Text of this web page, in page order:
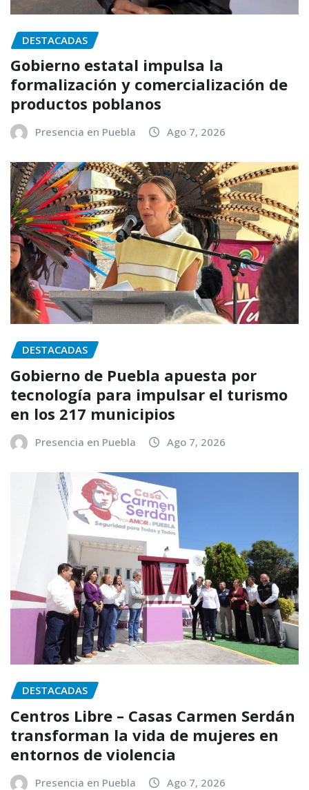
DESTACADAS
Gobierno estatal impulsa la
formalización y comercialización de
productos poblanos
Presencia en Puebla Ago 7, 2026
DESTACADAS
Gobierno de Puebla apuesta por
tecnología para impulsar el turismo
en los 217 municipios
Presencia en Puebla Ago 7, 2026
DESTACADAS
Centros Libre – Casas Carmen Serdán
transforman la vida de mujeres en
entornos de violencia
Presencia en Puebla Ago 7, 2026